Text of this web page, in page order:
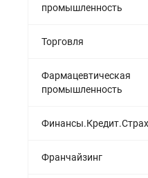
промышленность
Торговля
Фармацевтическая
промышленность
Франчайзинг